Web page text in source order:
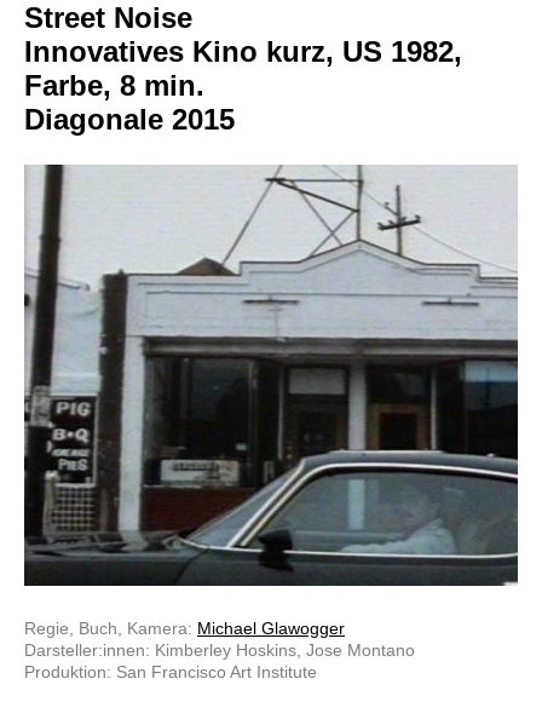
Street Noise
Innovatives Kino kurz, US 1982,
Farbe, 8 min.
Diagonale 2015
Regie, Buch, Kamera: Michael Glawogger
Darsteller:innen: Kimberley Hoskins, Jose Montano
Produktion: San Francisco Art Institute